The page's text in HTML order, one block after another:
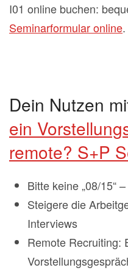
I01 online buchen:
Seminarformular online.
Dein Nutzen
ein
remote? S+P
Bitte keine „08/15“
Steigere die
Interviews
Remote Recruiting: